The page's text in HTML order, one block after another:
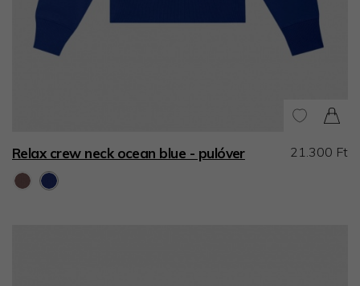
Relax crew neck ocean blue - pulóver 21.300 Ft